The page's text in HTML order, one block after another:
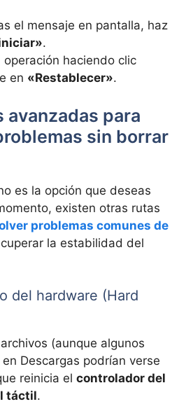
el mensaje en pantalla, haz
.
operación haciendo clic
en «Restablecer».
para
sin borrar
es la opción que deseas
existen otras rutas
problemas comunes de
la estabilidad del
del hardware (Hard
(aunque algunos
Descargas podrían verse
reinicia el controlador del
táctil.